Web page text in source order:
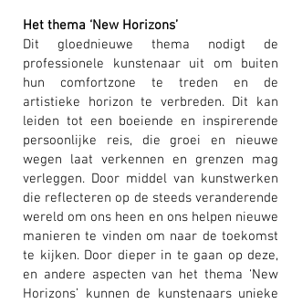
Het thema ‘New Horizons’
Dit gloednieuwe thema nodigt de
professionele kunstenaar uit om buiten
hun comfortzone te treden en de
artistieke horizon te verbreden. Dit kan
leiden tot een boeiende en inspirerende
persoonlijke reis, die groei en nieuwe
wegen laat verkennen en grenzen mag
verleggen. Door middel van kunstwerken
die reflecteren op de steeds veranderende
wereld om ons heen en ons helpen nieuwe
manieren te vinden om naar de toekomst
te kijken. Door dieper in te gaan op deze,
en andere aspecten van het thema ‘New
Horizons’ kunnen de kunstenaars unieke